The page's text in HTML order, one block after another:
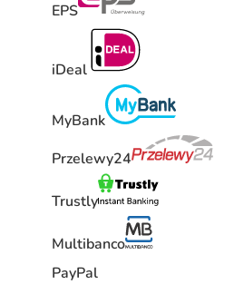
EPS
iDeal
MyBank
Przelewy24
Trustly
Multibanco
PayPal